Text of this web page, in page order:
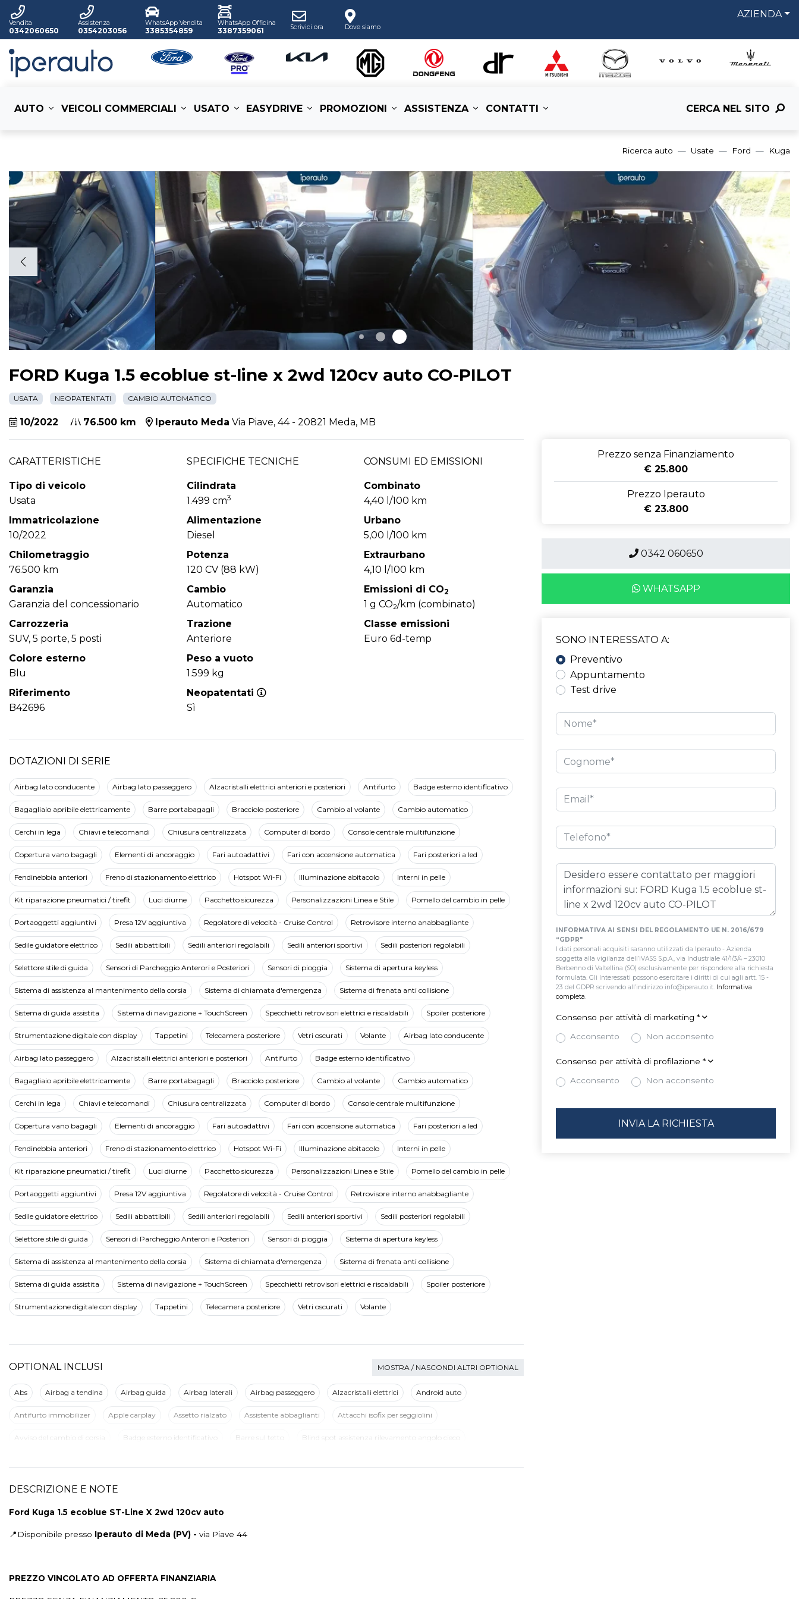
Vendita
0342060650
Assistenza
0354203056
WhatsApp Vendita
3385354859
WhatsApp Officina
3387359061 Scrivici ora Dove siamo
AZIENDA
AUTO VEICOLI COMMERCIALI USATO EASYDRIVE PROMOZIONI ASSISTENZA CONTATTI CERCA NEL SITO
Ricerca auto Usate Ford Kuga
FORD Kuga 1.5 ecoblue st-line x 2wd 120cv auto CO-PILOT
USATA NEOPATENTATI CAMBIO AUTOMATICO
10/2022 76.500 km Iperauto Meda Via Piave, 44 - 20821 Meda, MB
CARATTERISTICHE
Tipo di veicolo
Usata
Immatricolazione
10/2022
Chilometraggio
76.500 km
Garanzia
Garanzia del concessionario
Carrozzeria
SUV, 5 porte, 5 posti
Colore esterno
Blu
Riferimento
B42696
SPECIFICHE TECNICHE
Cilindrata
1.499 cm3
Alimentazione
Diesel
Potenza
120 CV (88 kW)
Cambio
Automatico
Trazione
Anteriore
Peso a vuoto
1.599 kg
Neopatentati
Sì
CONSUMI ED EMISSIONI
Combinato
4,40 l/100 km
Urbano
5,00 l/100 km
Extraurbano
4,10 l/100 km
Emissioni di CO2
1 g CO2/km (combinato)
Classe emissioni
Euro 6d-temp
DOTAZIONI DI SERIE
Airbag lato conducente Airbag lato passeggero Alzacristalli elettrici anteriori e posteriori Antifurto Badge esterno identificativo
Bagagliaio apribile elettricamente Barre portabagagli Bracciolo posteriore Cambio al volante Cambio automatico
Cerchi in lega Chiavi e telecomandi Chiusura centralizzata Computer di bordo Console centrale multifunzione
Copertura vano bagagli Elementi di ancoraggio Fari autoadattivi Fari con accensione automatica Fari posteriori a led
Fendinebbia anteriori Freno di stazionamento elettrico Hotspot Wi-Fi Illuminazione abitacolo Interni in pelle
Kit riparazione pneumatici / tirefit Luci diurne Pacchetto sicurezza Personalizzazioni Linea e Stile Pomello del cambio in pelle
Portaoggetti aggiuntivi Presa 12V aggiuntiva Regolatore di velocità - Cruise Control Retrovisore interno anabbagliante
Sedile guidatore elettrico Sedili abbattibili Sedili anteriori regolabili Sedili anteriori sportivi Sedili posteriori regolabili
Selettore stile di guida Sensori di Parcheggio Anterori e Posteriori Sensori di pioggia Sistema di apertura keyless
Sistema di assistenza al mantenimento della corsia Sistema di chiamata d'emergenza Sistema di frenata anti collisione
Sistema di guida assistita Sistema di navigazione + TouchScreen Specchietti retrovisori elettrici e riscaldabili Spoiler posteriore
Strumentazione digitale con display Tappetini Telecamera posteriore Vetri oscurati Volante Airbag lato conducente
Airbag lato passeggero Alzacristalli elettrici anteriori e posteriori Antifurto Badge esterno identificativo
Bagagliaio apribile elettricamente Barre portabagagli Bracciolo posteriore Cambio al volante Cambio automatico
Cerchi in lega Chiavi e telecomandi Chiusura centralizzata Computer di bordo Console centrale multifunzione
Copertura vano bagagli Elementi di ancoraggio Fari autoadattivi Fari con accensione automatica Fari posteriori a led
Fendinebbia anteriori Freno di stazionamento elettrico Hotspot Wi-Fi Illuminazione abitacolo Interni in pelle
Kit riparazione pneumatici / tirefit Luci diurne Pacchetto sicurezza Personalizzazioni Linea e Stile Pomello del cambio in pelle
Portaoggetti aggiuntivi Presa 12V aggiuntiva Regolatore di velocità - Cruise Control Retrovisore interno anabbagliante
Sedile guidatore elettrico Sedili abbattibili Sedili anteriori regolabili Sedili anteriori sportivi Sedili posteriori regolabili
Selettore stile di guida Sensori di Parcheggio Anterori e Posteriori Sensori di pioggia Sistema di apertura keyless
Sistema di assistenza al mantenimento della corsia Sistema di chiamata d'emergenza Sistema di frenata anti collisione
Sistema di guida assistita Sistema di navigazione + TouchScreen Specchietti retrovisori elettrici e riscaldabili Spoiler posteriore
Strumentazione digitale con display Tappetini Telecamera posteriore Vetri oscurati Volante
OPTIONAL INCLUSI MOSTRA / NASCONDI ALTRI OPTIONAL
Abs Airbag a tendina Airbag guida Airbag laterali Airbag passeggero Alzacristalli elettrici Android auto
Antifurto immobilizer Apple carplay Assetto rialzato Assistente abbaglianti Attacchi isofix per seggiolini
Avviso del cambio di corsia Badge esterno identificativo Barre sul tetto Blind spot assistenza rilevamento angolo cieco
Cruise control
Impianto audio bang & olufsen Impianto audio con touchscreen
Impianto di navigazione con touchscreen Indicatore cambio marcia
DESCRIZIONE E NOTE
Ford Kuga 1.5 ecoblue ST-Line X 2wd 120cv auto
📍Disponibile presso Iperauto di Meda (PV) - via Piave 44
PREZZO VINCOLATO AD OFFERTA FINANZIARIA
Prezzo senza Finanziamento
€ 25.800
Prezzo Iperauto
€ 23.800
0342 060650
WHATSAPP
SONO INTERESSATO A:
Preventivo
Appuntamento
Test drive
INFORMATIVA AI SENSI DEL REGOLAMENTO UE N. 2016/679
“GDPR"
I dati personali acquisiti saranno utilizzati da Iperauto - Azienda
soggetta alla vigilanza dell’IVASS S.p.A., via Industriale 41/1/3/4 – 23010
Berbenno di Valtellina (SO) esclusivamente per rispondere alla richiesta
formulata. Gli Interessati possono esercitare i diritti di cui agli artt. 15 -
23 del GDPR scrivendo all’indirizzo info@iperauto.it. Informativa
completa.
Consenso per attività di marketing *
Acconsento
Non acconsento
Consenso per attività di profilazione *
Acconsento
Non acconsento